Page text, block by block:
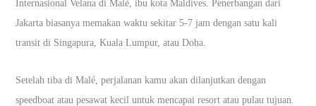
Internasional Velana di Malé, ibu kota Maldives. Penerbangan dari
Jakarta biasanya memakan waktu sekitar 5-7 jam dengan satu kali
transit di Singapura, Kuala Lumpur, atau Doha.
Setelah tiba di Malé, perjalanan kamu akan dilanjutkan dengan
speedboat atau pesawat kecil untuk mencapai resort atau pulau tujuan.